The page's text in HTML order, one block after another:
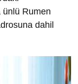
ünlü Rumen
dahil